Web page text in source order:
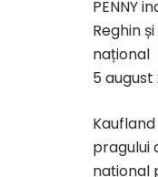
PENNY
Reghin
național
5 august
pragului
național